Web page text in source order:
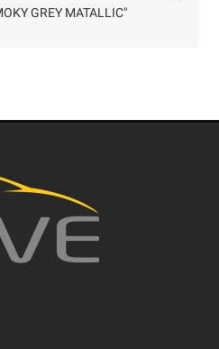
GREY MATALLIC"